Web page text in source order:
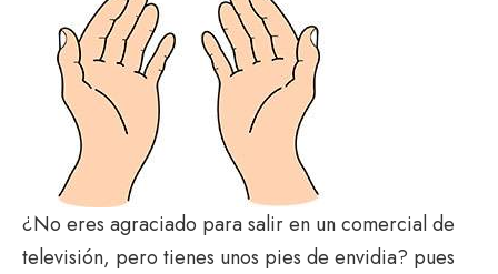
¿No eres agraciado para salir en un comercial de
televisión, pero tienes unos pies de envidia? pues